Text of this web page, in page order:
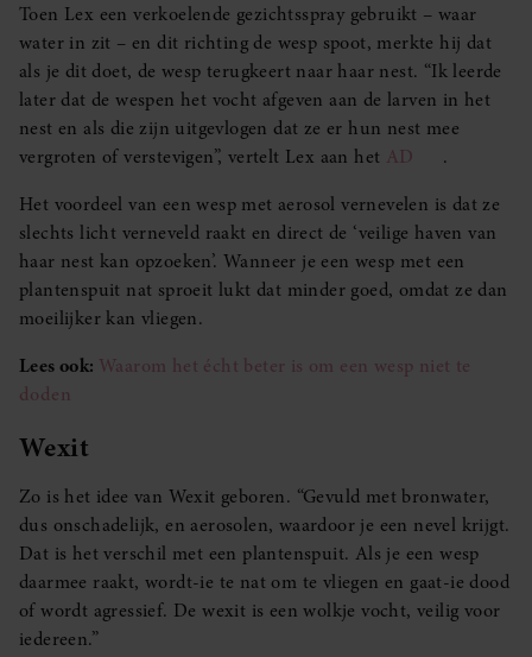
Toen Lex een verkoelende gezichtsspray gebruikt – waar
water in zit – en dit richting de wesp spoot, merkte hij dat
als je dit doet, de wesp terugkeert naar haar nest. “Ik leerde
later dat de wespen het vocht afgeven aan de larven in het
nest en als die zijn uitgevlogen dat ze er hun nest mee
vergroten of verstevigen”, vertelt Lex aan het AD
.
Het voordeel van een wesp met aerosol vernevelen is dat ze
slechts licht verneveld raakt en direct de ‘veilige haven van
haar nest kan opzoeken’. Wanneer je een wesp met een
plantenspuit nat sproeit lukt dat minder goed, omdat ze dan
moeilijker kan vliegen.
Lees ook: Waarom het écht beter is om een wesp niet te
doden
Wexit
Zo is het idee van Wexit geboren. “Gevuld met bronwater,
dus onschadelijk, en aerosolen, waardoor je een nevel krijgt.
Dat is het verschil met een plantenspuit. Als je een wesp
daarmee raakt, wordt-ie te nat om te vliegen en gaat-ie dood
of wordt agressief. De wexit is een wolkje vocht, veilig voor
iedereen.”